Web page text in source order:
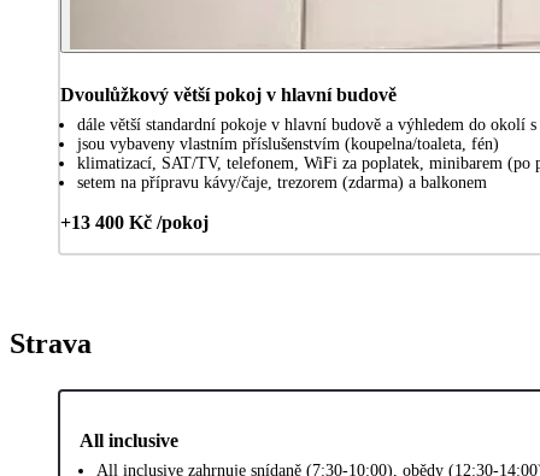
Dvoulůžkový větší pokoj v hlavní budově
dále větší standardní pokoje v hlavní budově a výhledem do okolí
jsou vybaveny vlastním příslušenstvím (koupelna/toaleta, fén)
klimatizací, SAT/TV, telefonem, WiFi za poplatek, minibarem (po
setem na přípravu kávy/čaje, trezorem (zdarma) a balkonem
+13 400 Kč /pokoj
Strava
All inclusive
All inclusive zahrnuje snídaně (7:30-10:00), obědy (12:30-